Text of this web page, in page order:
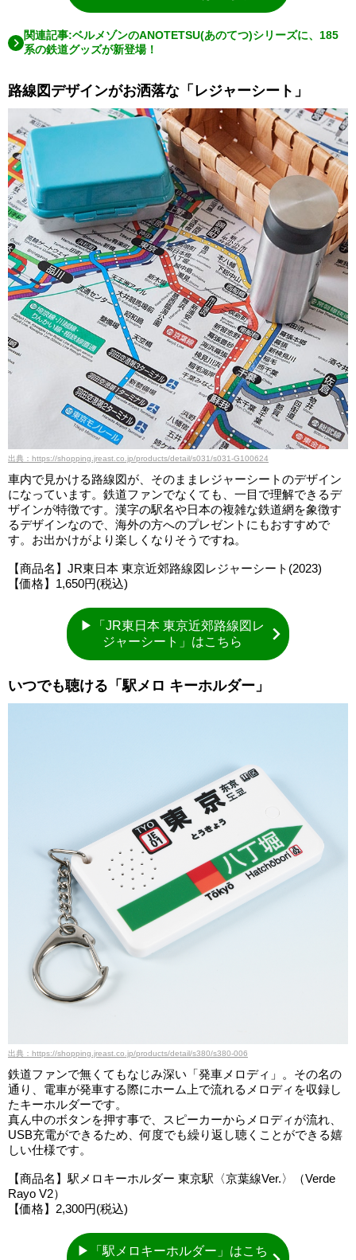
関連記事:ベルメゾンのANOTETSU(あのてつ)シリーズに、185
系の鉄道グッズが新登場！
路線図デザインがお洒落な「レジャーシート」
出典：https://shopping.jreast.co.jp/products/detail/s031/s031-G100624
車内で見かける路線図が、そのままレジャーシートのデザイン
になっています。鉄道ファンでなくても、一目で理解できるデ
ザインが特徴です。漢字の駅名や日本の複雑な鉄道網を象徴す
るデザインなので、海外の方へのプレゼントにもおすすめで
す。お出かけがより楽しくなりそうですね。
【商品名】JR東日本 東京近郊路線図レジャーシート(2023)
【価格】1,650円(税込)
▶「JR東日本 東京近郊路線図レ
ジャーシート」はこちら
いつでも聴ける「駅メロ キーホルダー」
出典：https://shopping.jreast.co.jp/products/detail/s380/s380-006
鉄道ファンで無くてもなじみ深い「発車メロディ」。その名の
通り、電車が発車する際にホーム上で流れるメロディを収録し
たキーホルダーです。
真ん中のボタンを押す事で、スピーカーからメロディが流れ、
USB充電ができるため、何度でも繰り返し聴くことができる嬉
しい仕様です。
【商品名】駅メロキーホルダー 東京駅〈京葉線Ver.〉（Verde
Rayo V2）
【価格】2,300円(税込)
▶「駅メロキーホルダー」はこち